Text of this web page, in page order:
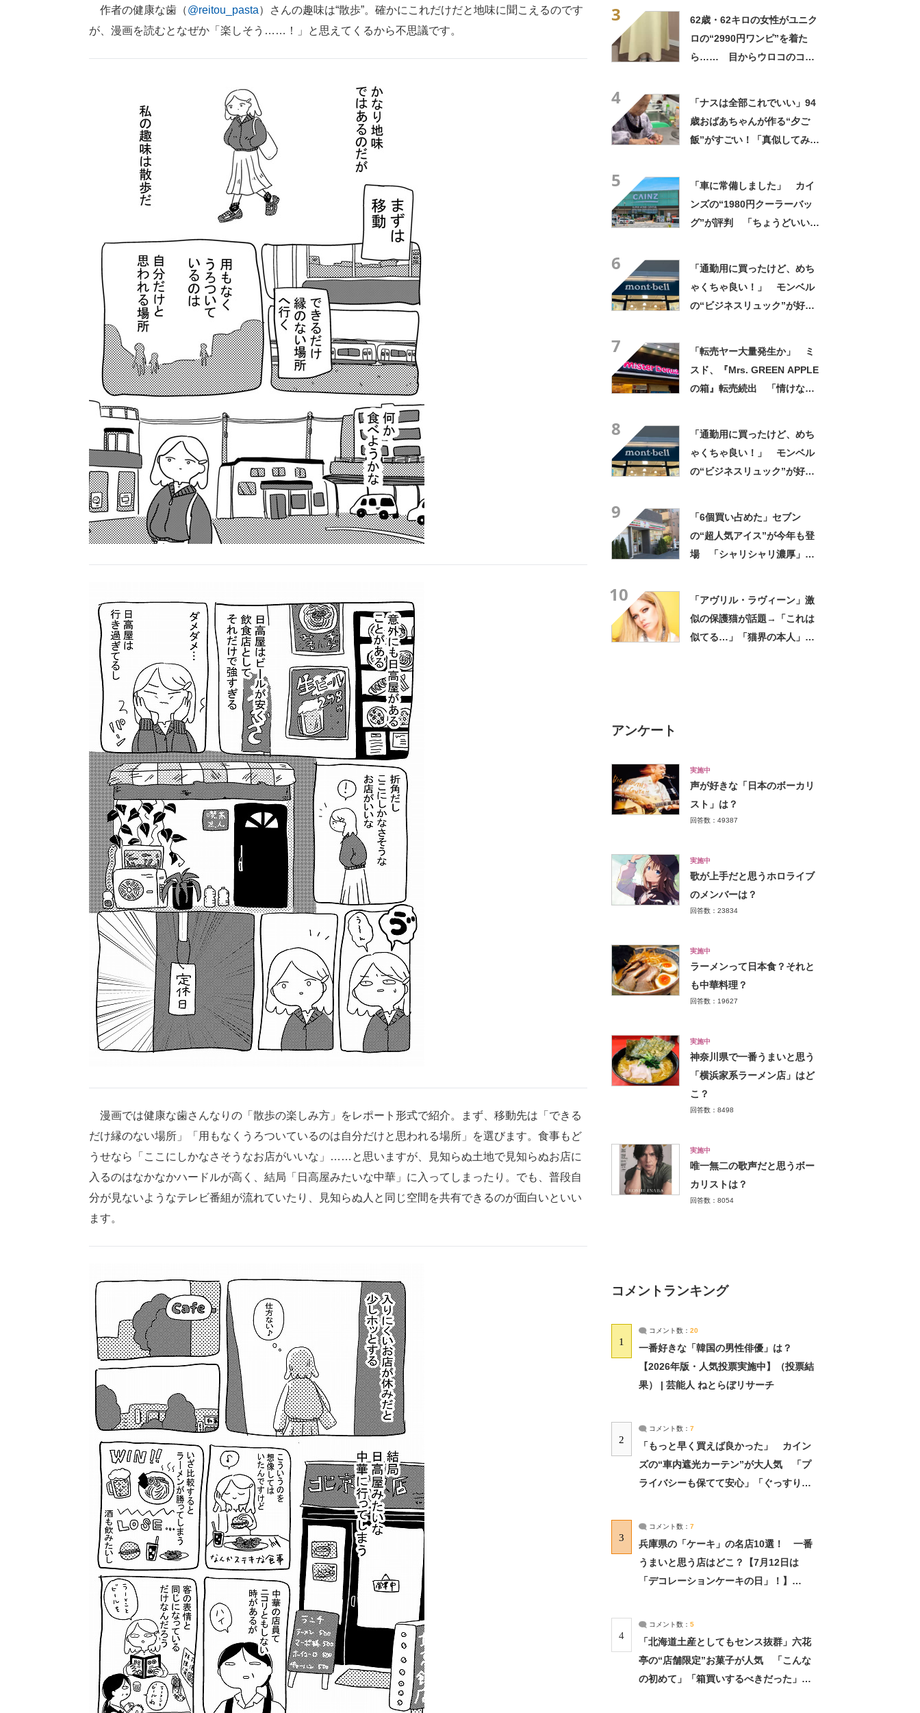
作者の健康な歯（@reitou_pasta）さんの趣味は“散歩”。確かにこれだけだと地味に聞こえるのです
が、漫画を読むとなぜか「楽しそう……！」と思えてくるから不思議です。
漫画では健康な歯さんなりの「散歩の楽しみ方」をレポート形式で紹介。まず、移動先は「できる
だけ縁のない場所」「用もなくうろついているのは自分だけと思われる場所」を選びます。食事もど
うせなら「ここにしかなさそうなお店がいいな」……と思いますが、見知らぬ土地で見知らぬお店に
入るのはなかなかハードルが高く、結局「日高屋みたいな中華」に入ってしまったり。でも、普段自
分が見ないようなテレビ番組が流れていたり、見知らぬ人と同じ空間を共有できるのが面白いといい
ます。
3
62歳・62キロの女性がユニク
ロの“2990円ワンピ”を着た
ら…… 目からウロコのコー
4
「ナスは全部これでいい」94
歳おばあちゃんが作る“夕ご
飯”がすごい！「真似してみま
5
「車に常備しました」 カイ
ンズの“1980円クーラーバッ
グ”が評判 「ちょうどいい大
6
「通勤用に買ったけど、めち
ゃくちゃ良い！」 モンベル
の“ビジネスリュック”が好
7
「転売ヤー大量発生か」 ミ
スド、『Mrs. GREEN APPLE
の箱』転売続出 「情けない
8
「通勤用に買ったけど、めち
ゃくちゃ良い！」 モンベル
の“ビジネスリュック”が好
9
「6個買い占めた」セブン
の“超人気アイス”が今年も登
場 「シャリシャリ濃厚」
10
「アヴリル・ラヴィーン」激
似の保護猫が話題→「これは
似てる…」「猫界の本人」
アンケート
実施中
声が好きな「日本のボーカリ
スト」は？
回答数：49387
実施中
歌が上手だと思うホロライブ
のメンバーは？
回答数：23834
実施中
ラーメンって日本食？それと
も中華料理？
回答数：19627
実施中
神奈川県で一番うまいと思う
「横浜家系ラーメン店」はど
こ？
回答数：8498
実施中
唯一無二の歌声だと思うボー
カリストは？
回答数：8054
コメントランキング
1
コメント数： 20
一番好きな「韓国の男性俳優」は？
【2026年版・人気投票実施中】（投票結
果） | 芸能人 ねとらぼリサーチ
2
コメント数： 7
「もっと早く買えば良かった」 カイン
ズの“車内遮光カーテン”が大人気 「プ
ライバシーも保てて安心」「ぐっすり眠
3
コメント数： 7
兵庫県の「ケーキ」の名店10選！ 一番
うまいと思う店はどこ？【7月12日は
「デコレーションケーキの日」！】
4
コメント数： 5
「北海道土産としてもセンス抜群」六花
亭の“店舗限定”お菓子が人気 「こんな
の初めて」「箱買いするべきだった」